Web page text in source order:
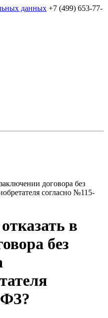
данных +7 (499) 653-77-
договора без
согласно №115-
в
без